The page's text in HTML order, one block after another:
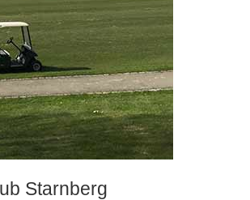
Starnberg